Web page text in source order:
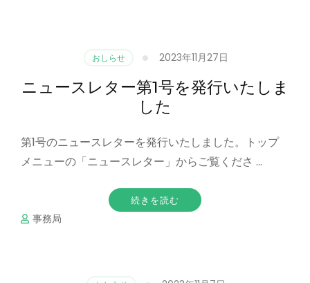
おしらせ 2023年11月27日
ニュースレター第1号を発行いたしま
した
第1号のニュースレターを発行いたしました。トップ
メニューの「ニュースレター」からご覧くださ …
続きを読む
事務局